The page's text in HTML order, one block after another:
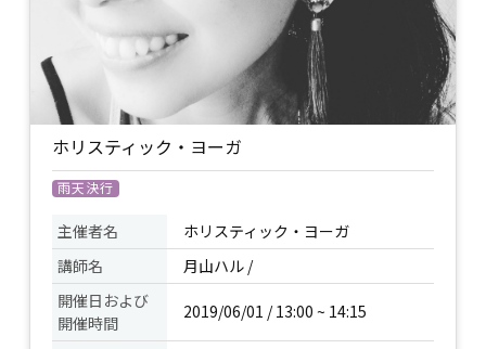
ホリスティック・ヨーガ
雨天決行
主催者名
ホリスティック・ヨーガ
講師名
月山ハル /
開催日および
開催時間
2019/06/01 / 13:00 ~ 14:15